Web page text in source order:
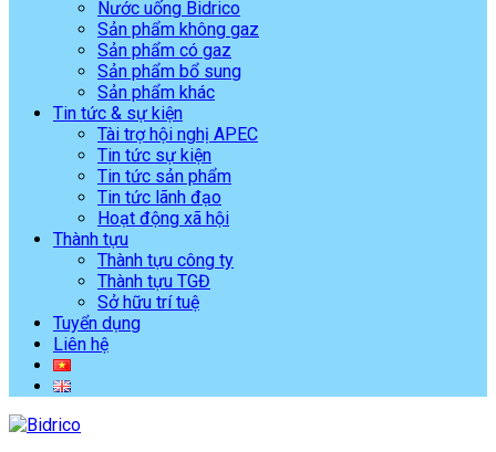
Nước uống Bidrico
Sản phẩm không gaz
Sản phẩm có gaz
Sản phẩm bổ sung
Sản phẩm khác
Tin tức & sự kiện
Tài trợ hội nghị APEC
Tin tức sự kiện
Tin tức sản phẩm
Tin tức lãnh đạo
Hoạt động xã hội
Thành tựu
Thành tựu công ty
Thành tựu TGĐ
Sở hữu trí tuệ
Tuyển dụng
Liên hệ